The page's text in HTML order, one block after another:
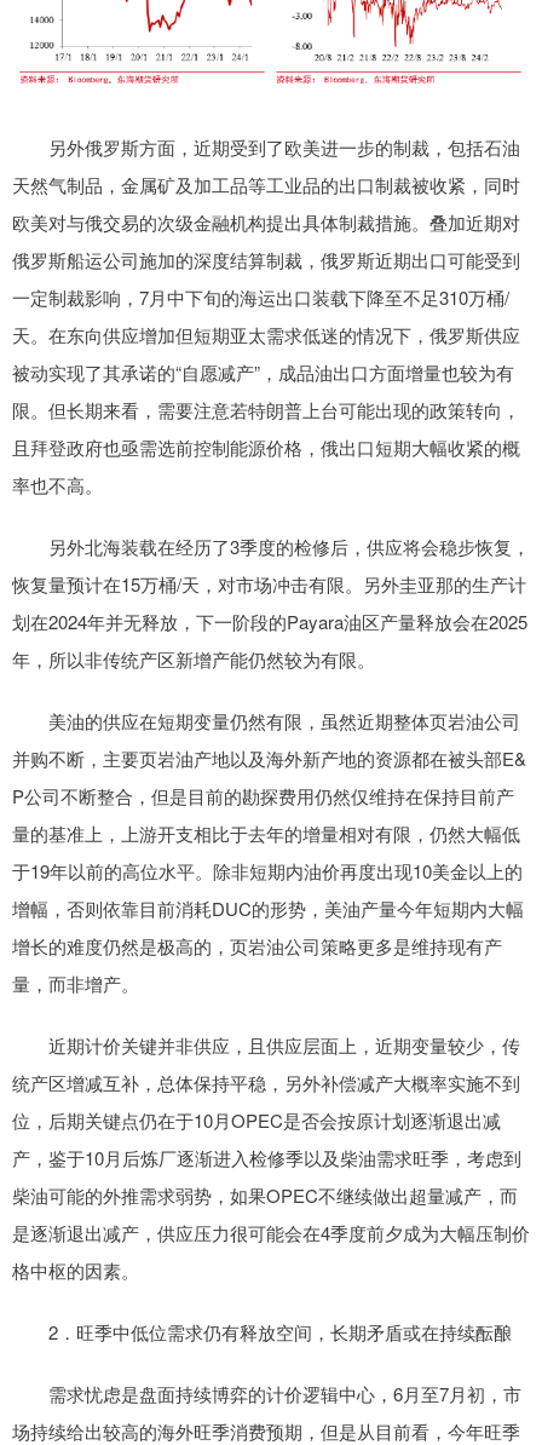
另外俄罗斯方面，近期受到了欧美进一步的制裁，包括石油
天然气制品，金属矿及加工品等工业品的出口制裁被收紧，同时
欧美对与俄交易的次级金融机构提出具体制裁措施。叠加近期对
俄罗斯船运公司施加的深度结算制裁，俄罗斯近期出口可能受到
一定制裁影响，7月中下旬的海运出口装载下降至不足310万桶/
天。在东向供应增加但短期亚太需求低迷的情况下，俄罗斯供应
被动实现了其承诺的“自愿减产”，成品油出口方面增量也较为有
限。但长期来看，需要注意若特朗普上台可能出现的政策转向，
且拜登政府也亟需选前控制能源价格，俄出口短期大幅收紧的概
率也不高。
另外北海装载在经历了3季度的检修后，供应将会稳步恢复，
恢复量预计在15万桶/天，对市场冲击有限。另外圭亚那的生产计
划在2024年并无释放，下一阶段的Payara油区产量释放会在2025
年，所以非传统产区新增产能仍然较为有限。
美油的供应在短期变量仍然有限，虽然近期整体页岩油公司
并购不断，主要页岩油产地以及海外新产地的资源都在被头部E&
P公司不断整合，但是目前的勘探费用仍然仅维持在保持目前产
量的基准上，上游开支相比于去年的增量相对有限，仍然大幅低
于19年以前的高位水平。除非短期内油价再度出现10美金以上的
增幅，否则依靠目前消耗DUC的形势，美油产量今年短期内大幅
增长的难度仍然是极高的，页岩油公司策略更多是维持现有产
量，而非增产。
近期计价关键并非供应，且供应层面上，近期变量较少，传
统产区增减互补，总体保持平稳，另外补偿减产大概率实施不到
位，后期关键点仍在于10月OPEC是否会按原计划逐渐退出减
产，鉴于10月后炼厂逐渐进入检修季以及柴油需求旺季，考虑到
柴油可能的外推需求弱势，如果OPEC不继续做出超量减产，而
是逐渐退出减产，供应压力很可能会在4季度前夕成为大幅压制价
格中枢的因素。
2．旺季中低位需求仍有释放空间，长期矛盾或在持续酝酿
需求忧虑是盘面持续博弈的计价逻辑中心，6月至7月初，市
场持续给出较高的海外旺季消费预期，但是从目前看，今年旺季